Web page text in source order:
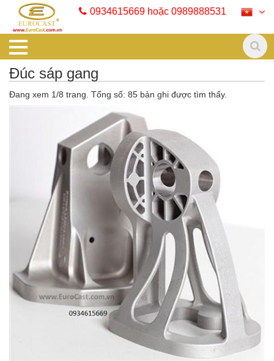
0934615669 hoặc 0989888531
Đúc sáp gang
Đang xem 1/8 trang. Tổng số: 85 bản ghi được tìm thấy.